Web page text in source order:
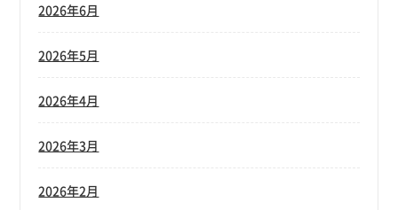
2026年6月
2026年5月
2026年4月
2026年3月
2026年2月